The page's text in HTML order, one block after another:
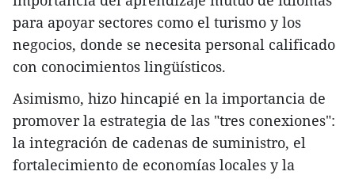
para apoyar sectores como el turismo y los
negocios, donde se necesita personal calificado
con conocimientos lingüísticos.
Asimismo, hizo hincapié en la importancia de
promover la estrategia de las "tres conexiones":
la integración de cadenas de suministro, el
fortalecimiento de economías locales y la